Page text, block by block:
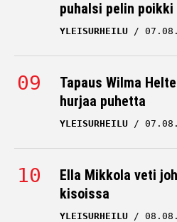
puhalsi pelin poikki
YLEISURHEILU
Tapaus Wilma
hurjaa puhetta
YLEISURHEILU
Ella Mikkola veti
kisoissa
YLEISURHEILU